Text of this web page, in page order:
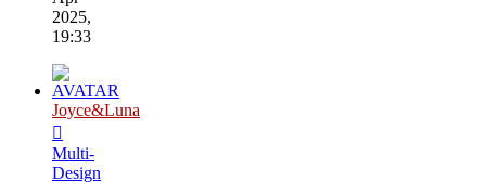
2025,
19:33
Joyce&Luna
Multi-
Design